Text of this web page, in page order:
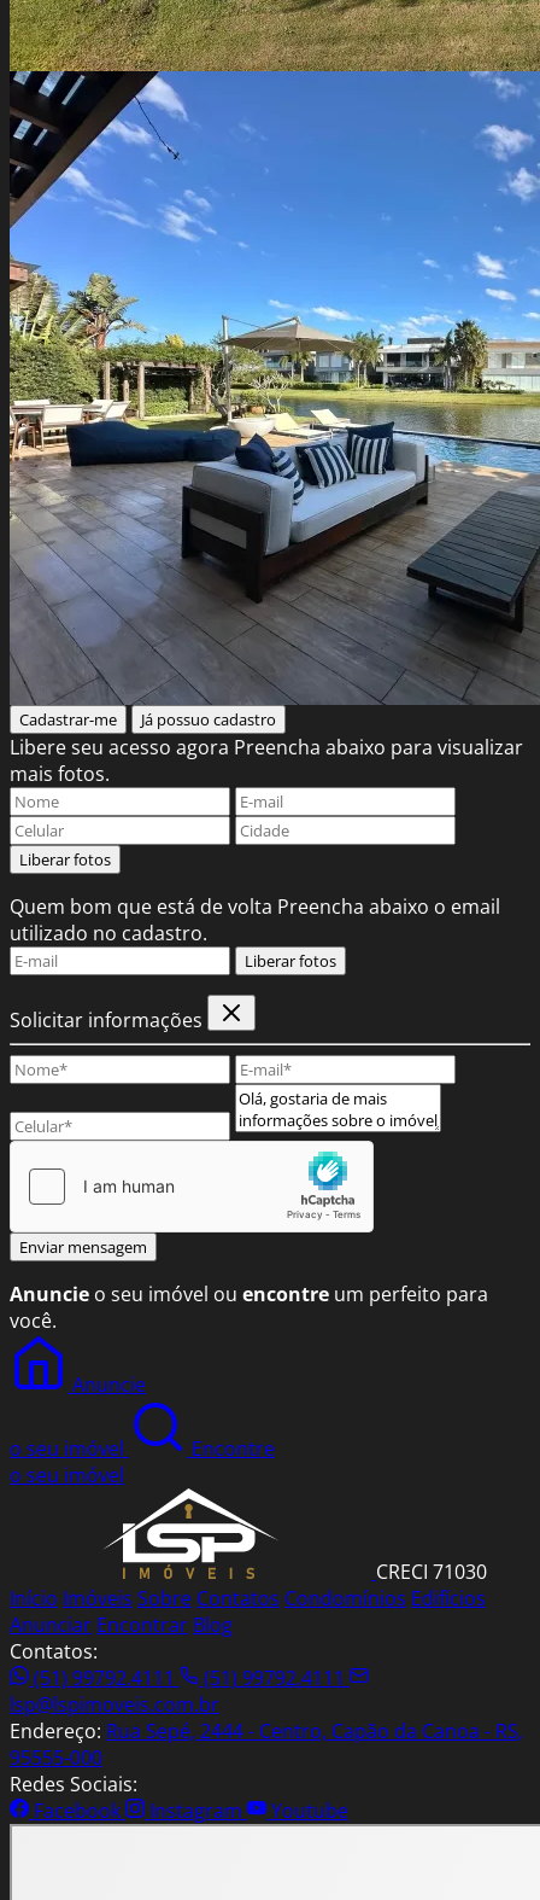
Cadastrar-me Já possuo cadastro
Libere seu acesso agora Preencha abaixo para visualizar
mais fotos.
Liberar fotos
Quem bom que está de volta Preencha abaixo o email
utilizado no cadastro.
Liberar fotos
Solicitar informações
Enviar mensagem
Anuncie o seu imóvel ou encontre um perfeito para
você.
Anuncie
o seu imóvel
Encontre
o seu imóvel
CRECI 71030
Início Imóveis Sobre Contatos Condomínios Edifícios
Anunciar Encontrar Blog
Contatos:
(51) 99792.4111
(51) 99792.4111
lsp@lspimoveis.com.br
Endereço: Rua Sepé, 2444 - Centro, Capão da Canoa - RS,
95555-000
Redes Sociais:
Facebook
Instagram Youtube